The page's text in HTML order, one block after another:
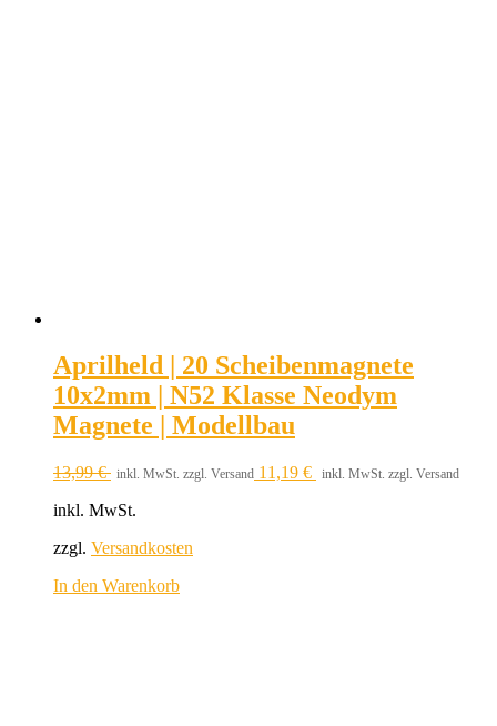
Aprilheld | 20 Scheibenmagnete
10x2mm | N52 Klasse Neodym
Magnete | Modellbau
13,99€ inkl. MwSt. zzgl. Versand 11,19 € inkl. MwSt. zzgl. Versand
inkl. MwSt.
zzgl. Versandkosten
In den Warenkorb